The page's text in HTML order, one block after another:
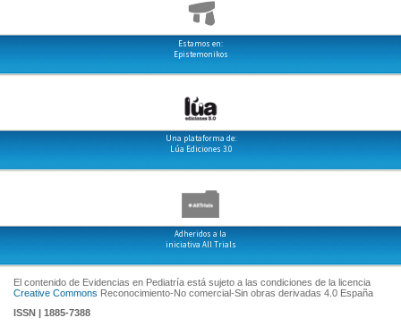
Estamos en:
Epistemonikos
Una plataforma de:
Lúa Ediciones 3.0
Adheridos a la
iniciativa All Trials
El contenido de Evidencias en Pediatría está sujeto a las condiciones de la licencia
Creative Commons Reconocimiento-No comercial-Sin obras derivadas 4.0 España
ISSN | 1885-7388